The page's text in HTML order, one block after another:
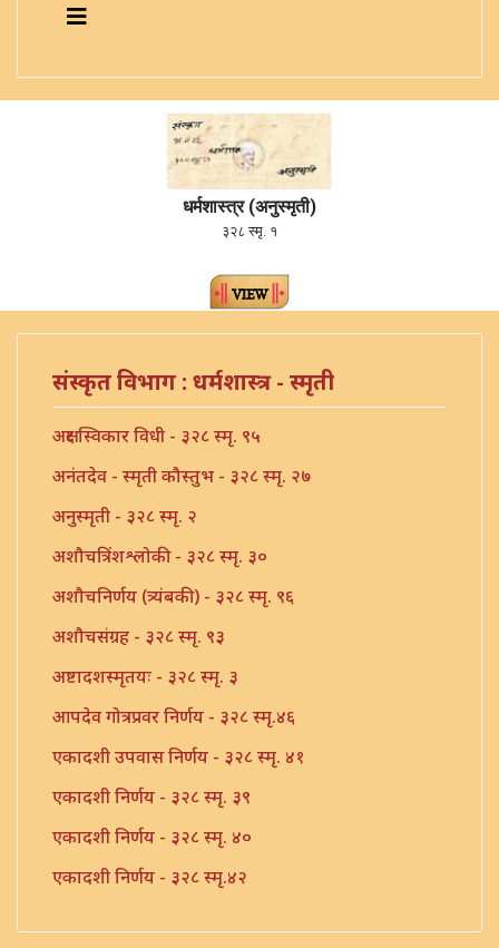
धर्मशास्त्र (अनुस्मृती)
३२८ स्मृ. १
संस्कृत विभाग : धर्मशास्त्र - स्मृती
अक्षर स्विकार विधी - ३२८ स्मृ. ९५
अनंतदेव - स्मृती कौस्तुभ - ३२८ स्मृ. २७
अनुस्मृती - ३२८ स्मृ. २
अशौचत्रिंशश्लोकी - ३२८ स्मृ. ३०
अशौचनिर्णय (त्र्यंबकी) - ३२८ स्मृ. ९६
अशौचसंग्रह - ३२८ स्मृ. ९३
अष्टादशस्मृतयः - ३२८ स्मृ. ३
आपदेव गोत्रप्रवर निर्णय - ३२८ स्मृ.४६
एकादशी उपवास निर्णय - ३२८ स्मृ. ४१
एकादशी निर्णय - ३२८ स्मृ. ३९
एकादशी निर्णय - ३२८ स्मृ. ४०
एकादशी निर्णय - ३२८ स्मृ.४२